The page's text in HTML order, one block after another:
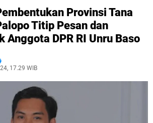
Provinsi Tana
Titip Pesan dan
Anggota DPR RI Unru Baso
17.29 WIB